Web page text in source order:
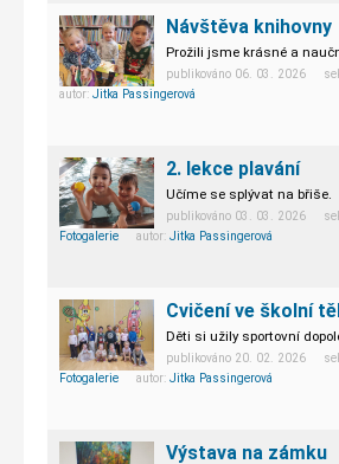
Návštěva knihovny
Prožili jsme krásné a
publikováno 06. 03. 2026
autor: Jitka Passingerová
2. lekce plavání
Učíme se splývat na břiše.
publikováno 03. 03. 2026
Fotogalerie autor: Jitka Passingerová
Cvičení ve školní
Děti si užily sportovní
publikováno 20. 02. 2026
Fotogalerie autor: Jitka Passingerová
Výstava na zámku